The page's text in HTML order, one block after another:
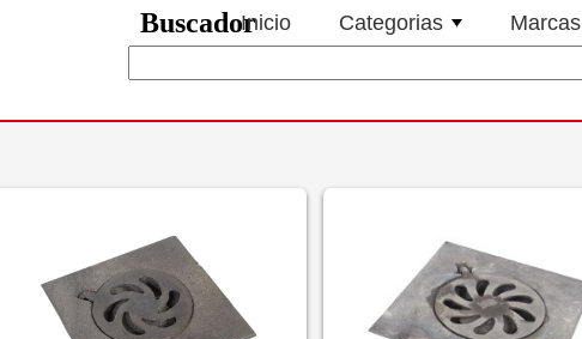
BuscadorInicio Categorias Marcas